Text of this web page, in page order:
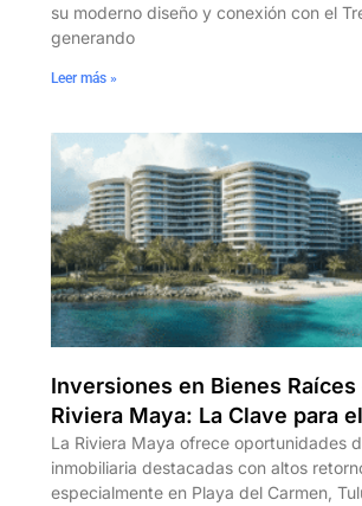
su moderno diseño y conexión con el
generando
Leer más »
Inversiones en Bienes Raíces
Riviera Maya: La Clave para
La Riviera Maya ofrece oportunidades
inmobiliaria destacadas con altos
especialmente en Playa del Carmen,